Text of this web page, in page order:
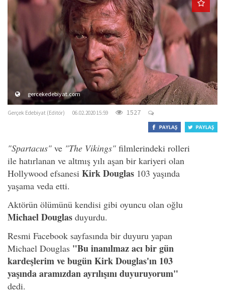
gercekedebiyat.com
Gerçek Edebiyat (Editör) 06.02.2020 15:59 1527
"Spartacus" ve "The Vikings" filmlerindeki rolleri
ile hatırlanan ve altmış yılı aşan bir kariyeri olan
Hollywood efsanesi Kirk Douglas 103 yaşında
yaşama veda etti.
Aktörün ölümünü kendisi gibi oyuncu olan oğlu
Michael Douglas duyurdu.
Resmi Facebook sayfasında bir duyuru yapan
Michael Douglas "Bu inanılmaz acı bir gün
kardeşlerim ve bugün Kirk Douglas'ın 103
yaşında aramızdan ayrılışını duyuruyorum"
dedi.